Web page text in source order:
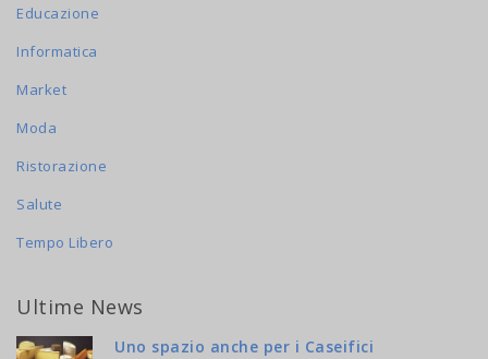
Educazione
Informatica
Market
Moda
Ristorazione
Salute
Tempo Libero
Ultime News
Uno spazio anche per i Caseifici